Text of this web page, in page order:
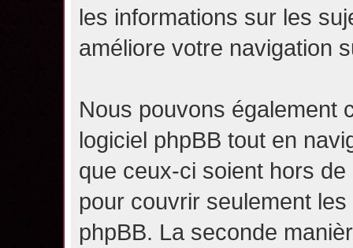
les informations sur les
améliore votre navigation
Nous pouvons également
logiciel phpBB tout en
que ceux-ci soient hors
pour couvrir seulement
phpBB. La seconde